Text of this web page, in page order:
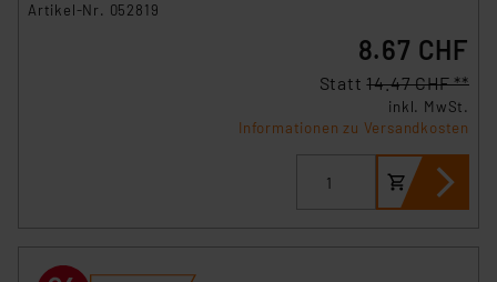
Artikel-Nr. 052819
8.67 CHF
Statt14.47 CHF **
inkl. MwSt.
Informationen zu Versandkosten